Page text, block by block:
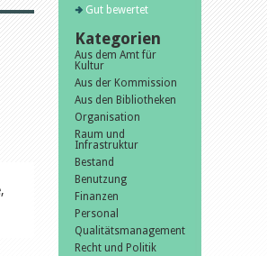
Gut bewertet
Kategorien
Aus dem Amt für
Kultur
Aus der Kommission
Aus den Bibliotheken
Organisation
Raum und
Infrastruktur
Bestand
Benutzung
Finanzen
Personal
Qualitätsmanagement
Recht und Politik